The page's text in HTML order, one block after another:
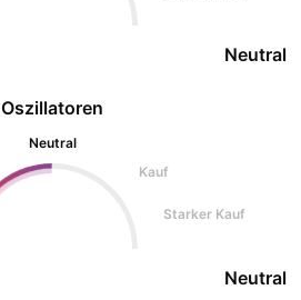
Oszillatoren
Neutral
Kauf
Starker Kauf
Neutral
Neutral